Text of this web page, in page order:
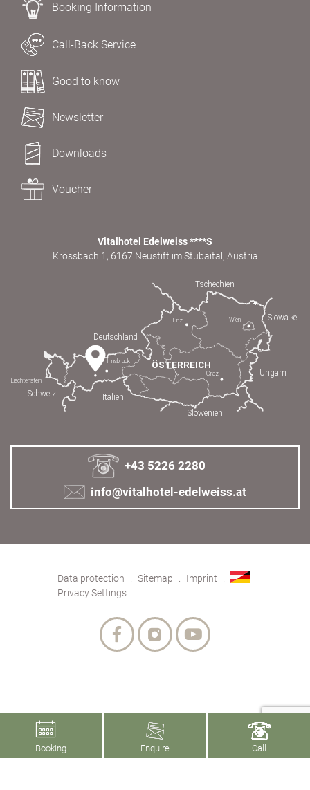
Booking Information
Call-Back Service
Good to know
Newsletter
Downloads
Voucher
Vitalhotel Edelweiss ****S
Krössbach 1, 6167 Neustift im Stubaital, Austria
+43 5226 2280
info@vitalhotel-edelweiss.at
Data protection Sitemap
Imprint
Privacy Settings
Booking Enquire Call